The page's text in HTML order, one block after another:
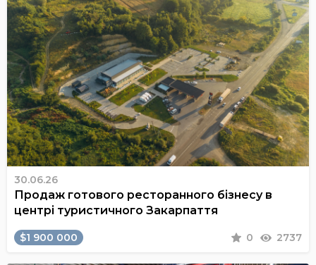
30.06.26
Продаж готового ресторанного бізнесу в
центрі туристичного Закарпаття
$1 900 000 0 2737